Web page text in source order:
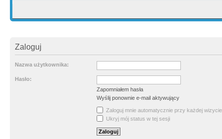
Zaloguj
Nazwa użytkownika:
Hasło:
Zapomniałem hasła
Wyślij ponownie e-mail aktywujący
Zaloguj mnie automatycznie przy każdej wizycie
Ukryj mój status w tej sesji